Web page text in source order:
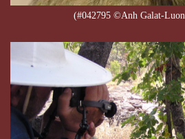
(#042795 ©Anh Galat-